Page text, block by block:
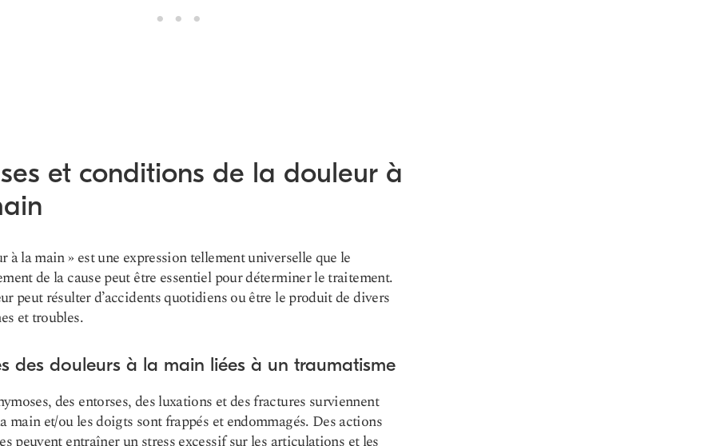
et conditions de la douleur à
à la main » est une expression tellement universelle que le
de la cause peut être essentiel pour déterminer le traitement.
peut résulter d’accidents quotidiens ou être le produit de divers
et troubles.
des douleurs à la main liées à un traumatisme
des entorses, des luxations et des fractures surviennent
main et/ou les doigts sont frappés et endommagés. Des actions
peuvent entraîner un stress excessif sur les articulations et les